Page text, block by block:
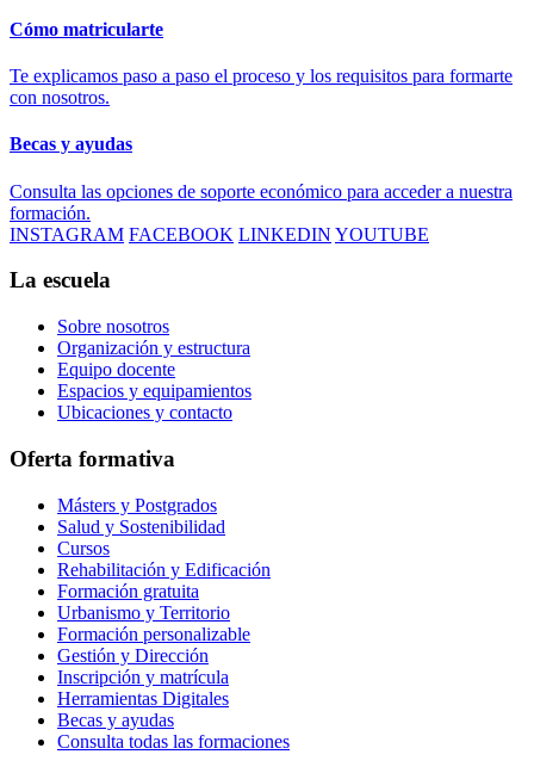
Cómo matricularte
Te explicamos paso a paso el proceso y los requisitos para formarte
con nosotros.
Becas y ayudas
Consulta las opciones de soporte económico para acceder a nuestra
formación.
INSTAGRAM FACEBOOK LINKEDIN YOUTUBE
La escuela
Sobre nosotros
Organización y estructura
Equipo docente
Espacios y equipamientos
Ubicaciones y contacto
Oferta formativa
Másters y Postgrados
Salud y Sostenibilidad
Cursos
Rehabilitación y Edificación
Formación gratuita
Urbanismo y Territorio
Formación personalizable
Gestión y Dirección
Inscripción y matrícula
Herramientas Digitales
Becas y ayudas
Consulta todas las formaciones